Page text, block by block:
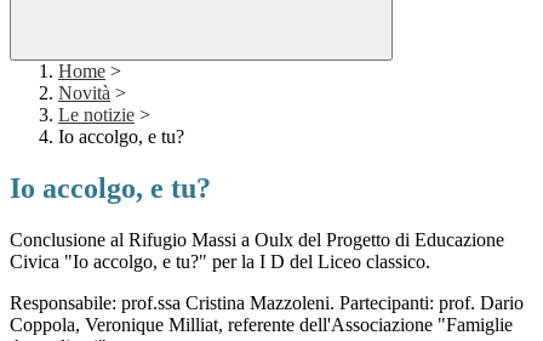
Home >
Novità >
Le notizie >
Io accolgo, e tu?
Io accolgo, e tu?
Conclusione al Rifugio Massi a Oulx del Progetto di Educazione
Civica "Io accolgo, e tu?" per la I D del Liceo classico.
Responsabile: prof.ssa Cristina Mazzoleni. Partecipanti: prof. Dario
Coppola, Veronique Milliat, referente dell'Associazione "Famiglie